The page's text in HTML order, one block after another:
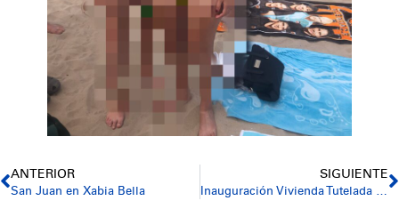
ANTERIOR
San Juan en Xabia Bella
SIGUIENTE